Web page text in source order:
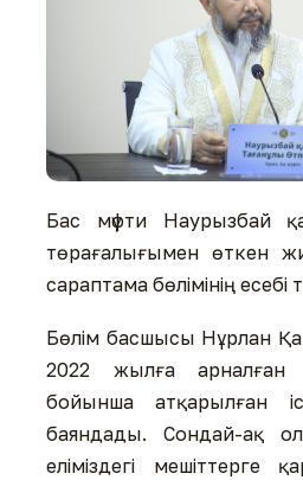
Бас мүфти Наурызбай
төрағалығымен өткен
сараптама бөлімінің
Бөлім басшысы Нұрлан
2022 жылға
бойынша атқарылған
баяндады. Сондай-ақ
еліміздегі мешіттерге